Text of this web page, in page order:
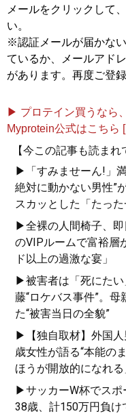
メールをクリックして
い。
※認証メールが届かな
ているか、メールアド
があります。再度ご登録
▶ プロテイン買うなら
Myprotein公式はこちら
【今この記事も読まれ
▶「すみませーん!」
絶対に動かない男性”
スカッとした「たった
▶全裸の人間椅子、即
のVIPルームで富裕層
ド以上の過激な宴」
▶被害者は「死にたい
藤“ロケバス事件”。
た“被害当日の全貌”
▶【独自取材】外国
歳女性が語る“本能の
ほうが開放的になれる
▶サッカーW杯でスポ
38歳、計150万円負